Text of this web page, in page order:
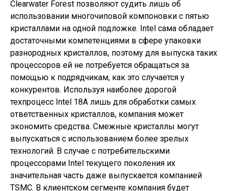
Clearwater Forest позволяют судить лишь об
использовании многочиповой компоновки с пятью
кристаллами на одной подложке. Intel сама обладает
достаточными компетенциями в сфере упаковки
разнородных кристаллов, поэтому для выпуска таких
процессоров ей не потребуется обращаться за
помощью к подрядчикам, как это случается у
конкурентов. Используя наиболее дорогой
техпроцесс Intel 18A лишь для обработки самых
ответственных кристаллов, компания может
экономить средства. Смежные кристаллы могут
выпускаться с использованием более зрелых
технологий. В случае с потребительскими
процессорами Intel текущего поколения их
значительная часть даже выпускается компанией
TSMC. В клиентском сегменте компания будет